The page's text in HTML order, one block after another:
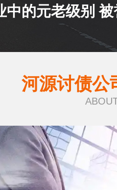
中的元老级别
河源讨债公